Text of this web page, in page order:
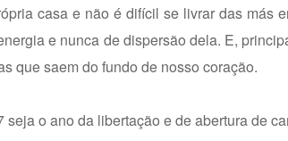
casa e não é difícil se livrar das más
e nunca de dispersão dela. E,
que saem do fundo de nosso coração.
seja o ano da libertação e de abertura de